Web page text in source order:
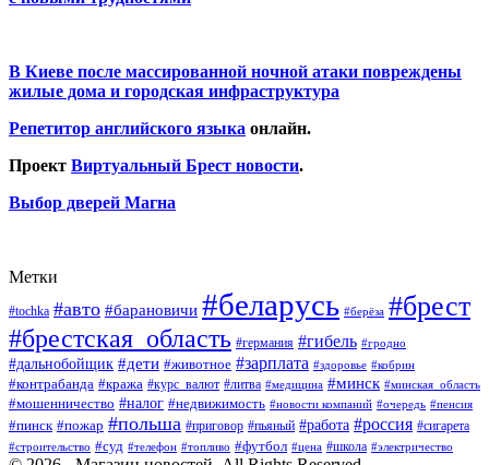
В Киеве после массированной ночной атаки повреждены
жилые дома и городская инфраструктура
Репетитор английского языка онлайн.
Проект Виртуальный Брест новости.
Выбор дверей Магна
Метки
#tochka #авто #барановичи #беларусь #берёза #брест
#брестская_область #германия #гибель #гродно
#дальнобойщик #дети #животное #зарплата #здоровье #кобрин
#контрабанда #кража #курс_валют #литва #медицина #минск #минская_область
#мошенничество #налог #недвижимость #новости компаний #очередь #пенсия
#пинск #пожар #польша #приговор #пьяный #работа #россия #сигарета
#строительство #суд #телефон #топливо #футбол #цена #школа #электричество